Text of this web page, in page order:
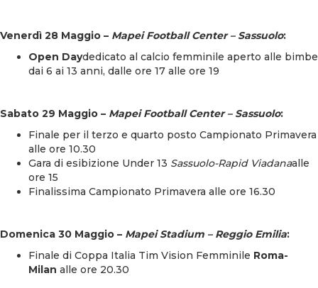
Venerdì 28 Maggio – Mapei Football Center – Sassuolo:
Open Daydedicato al calcio femminile aperto alle bimbe
dai 6 ai 13 anni, dalle ore 17 alle ore 19
Sabato 29 Maggio – Mapei Football Center – Sassuolo:
Finale per il terzo e quarto posto Campionato Primavera
alle ore 10.30
Gara di esibizione Under 13 Sassuolo-Rapid Viadanaalle
ore 15
Finalissima Campionato Primavera alle ore 16.30
Domenica 30 Maggio – Mapei Stadium – Reggio Emilia:
Finale di Coppa Italia Tim Vision Femminile Roma-
Milan alle ore 20.30